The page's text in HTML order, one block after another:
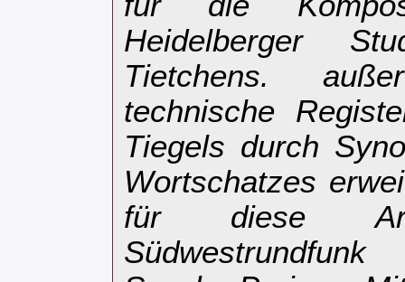
Heidelberger
Tietchens.
technische
Tiegels durch
Wortschatzes
für diese